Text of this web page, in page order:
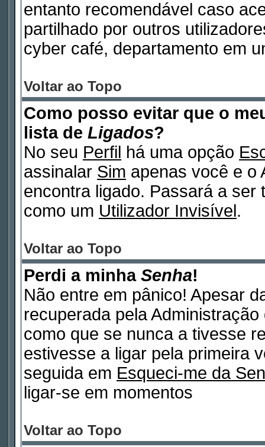
entanto recomendável caso
partilhado por outros
cyber café, departamento em
Voltar ao Topo
Como posso evitar que o
lista de Ligados?
No seu Perfil há uma opção
assinalar Sim apenas você e o
encontra ligado. Passará a ser
como um Utilizador Invisível.
Voltar ao Topo
Perdi a minha Senha!
Não entre em pânico! Apesar
recuperada pela
como que se nunca a tivesse
estivesse a ligar pela primeira
seguida em Esqueci-me da
ligar-se em momentos
Voltar ao Topo